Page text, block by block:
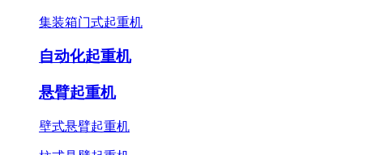
集装箱门式起重机
自动化起重机
悬臂起重机
壁式悬臂起重机